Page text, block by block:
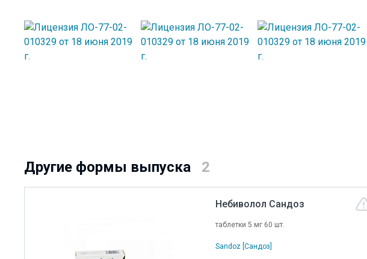
Другие формы выпуска 2
Небиволол Сандоз
таблетки 5 мг 60 шт.
Sandoz [Сандоз]